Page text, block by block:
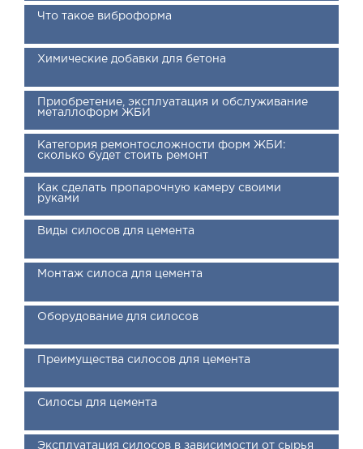
Что такое виброформа
Химические добавки для бетона
Приобретение, эксплуатация и обслуживание
металлоформ ЖБИ
Категория ремонтосложности форм ЖБИ:
сколько будет стоить ремонт
Как сделать пропарочную камеру своими
руками
Виды силосов для цемента
Монтаж силоса для цемента
Оборудование для силосов
Преимущества силосов для цемента
Силосы для цемента
Эксплуатация силосов в зависимости от сырья